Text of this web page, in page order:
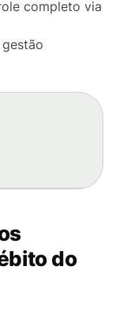
completo via
do